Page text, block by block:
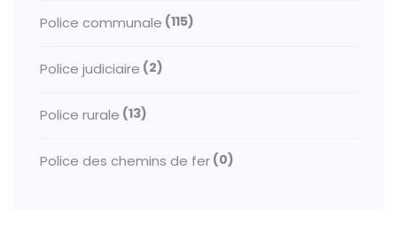
Police communale (115)
Police judiciaire (2)
Police rurale (13)
Police des chemins de fer (0)